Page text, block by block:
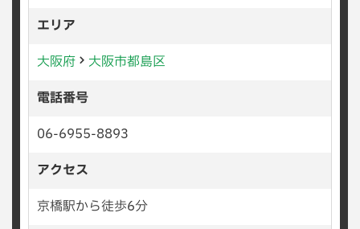
エリア
大阪府
大阪市都島区
電話番号
06-6955-8893
アクセス
京橋駅から徒歩6分